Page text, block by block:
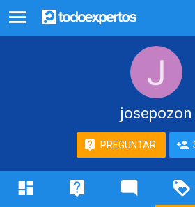
josepozon
PREGUNTAR